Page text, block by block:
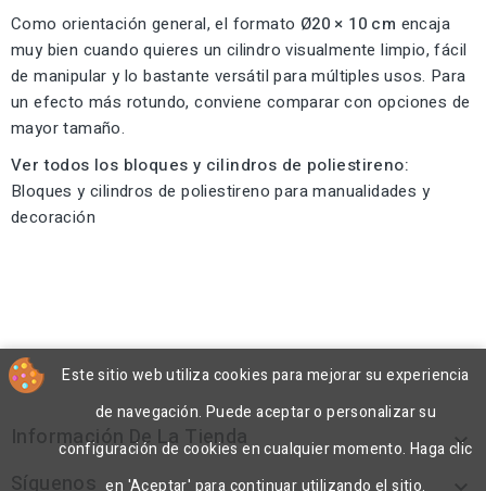
Como orientación general, el formato Ø20 × 10 cm encaja
muy bien cuando quieres un cilindro visualmente limpio, fácil
de manipular y lo bastante versátil para múltiples usos. Para
un efecto más rotundo, conviene comparar con opciones de
mayor tamaño.
Ver todos los bloques y cilindros de poliestireno:
Bloques y cilindros de poliestireno para manualidades y
decoración
Información De La Tienda 
Síguenos
Este sitio web utiliza cookies para mejorar su experiencia
de navegación. Puede aceptar o personalizar su
configuración de cookies en cualquier momento. Haga clic
en 'Aceptar' para continuar utilizando el sitio.